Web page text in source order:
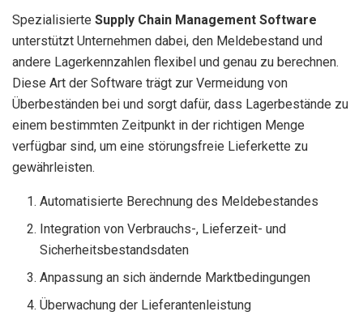
Spezialisierte Supply Chain Management Software
unterstützt Unternehmen dabei, den Meldebestand und
andere Lagerkennzahlen flexibel und genau zu berechnen.
Diese Art der Software trägt zur Vermeidung von
Überbeständen bei und sorgt dafür, dass Lagerbestände zu
einem bestimmten Zeitpunkt in der richtigen Menge
verfügbar sind, um eine störungsfreie Lieferkette zu
gewährleisten.
Automatisierte Berechnung des Meldebestandes
Integration von Verbrauchs-, Lieferzeit- und
Sicherheitsbestandsdaten
Anpassung an sich ändernde Marktbedingungen
Überwachung der Lieferantenleistung